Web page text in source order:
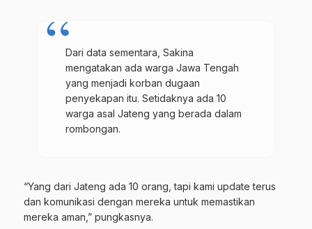
Dari data sementara, Sakina
mengatakan ada warga Jawa Tengah
yang menjadi korban dugaan
penyekapan itu. Setidaknya ada 10
warga asal Jateng yang berada dalam
rombongan.
“Yang dari Jateng ada 10 orang, tapi kami update terus
dan komunikasi dengan mereka untuk memastikan
mereka aman,” pungkasnya.